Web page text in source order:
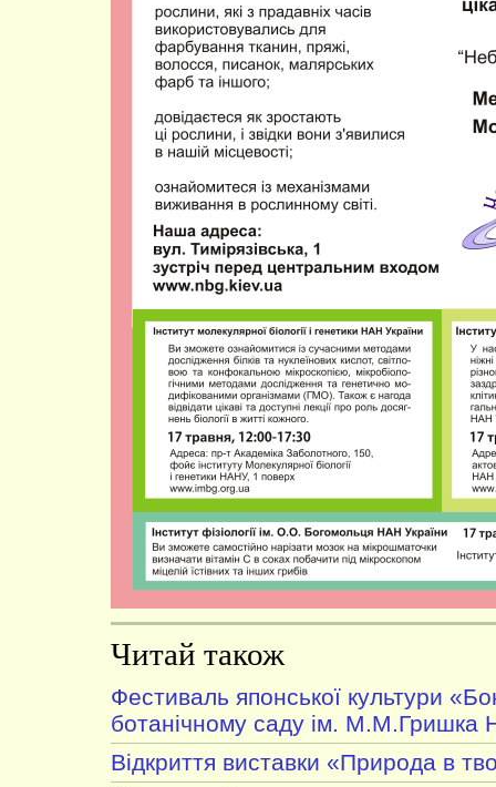
Читай також
Фестиваль японської культури
ботанічному саду ім. М.М.Гришка
Відкриття виставки «Природа в